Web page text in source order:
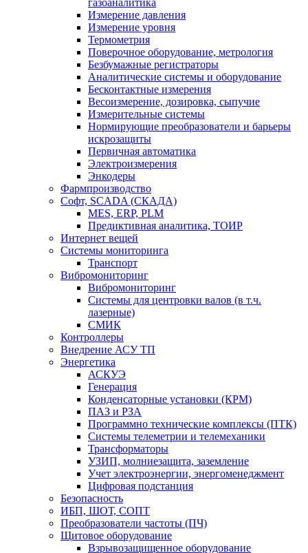
газоаналитика
Измерение давления
Измерение уровня
Термометрия
Поверочное оборудование, метрология
Безбумажные регистраторы
Аналитические системы и оборудование
Бесконтактные измерения
Весоизмерение, дозировка, сыпучие
Измерительные системы
Нормирующие преобразователи и барьеры
искрозащиты
Первичная автоматика
Электроизмерения
Энкодеры
Фармпроизводство
Софт, SCADA (СКАДА)
MES, ERP, PLM
Предиктивная аналитика, ТОИР
Интернет вещей
Системы мониторинга
Транспорт
Вибромониторинг
Вибромониторинг
Системы для центровки валов (в т.ч.
лазерные)
СМИК
Контроллеры
Внедрение АСУ ТП
Энергетика
АСКУЭ
Генерация
Конденсаторные установки (КРМ)
ПАЗ и РЗА
Программно технические комплексы (ПТК)
Системы телеметрии и телемеханики
Трансформаторы
УЗИП, молниезащита, заземление
Учет электроэнергии, энергоменеджмент
Цифровая подстанция
Безопасность
ИБП, ШОТ, СОПТ
Преобразователи частоты (ПЧ)
Щитовое оборудование
Взрывозащищенное оборудование